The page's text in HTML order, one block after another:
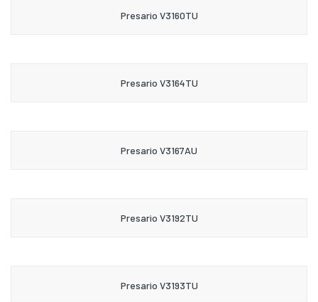
Presario V3160TU
Presario V3164TU
Presario V3167AU
Presario V3192TU
Presario V3193TU